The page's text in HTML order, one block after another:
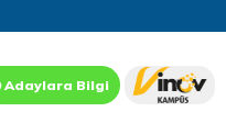
Adaylara Bilgi